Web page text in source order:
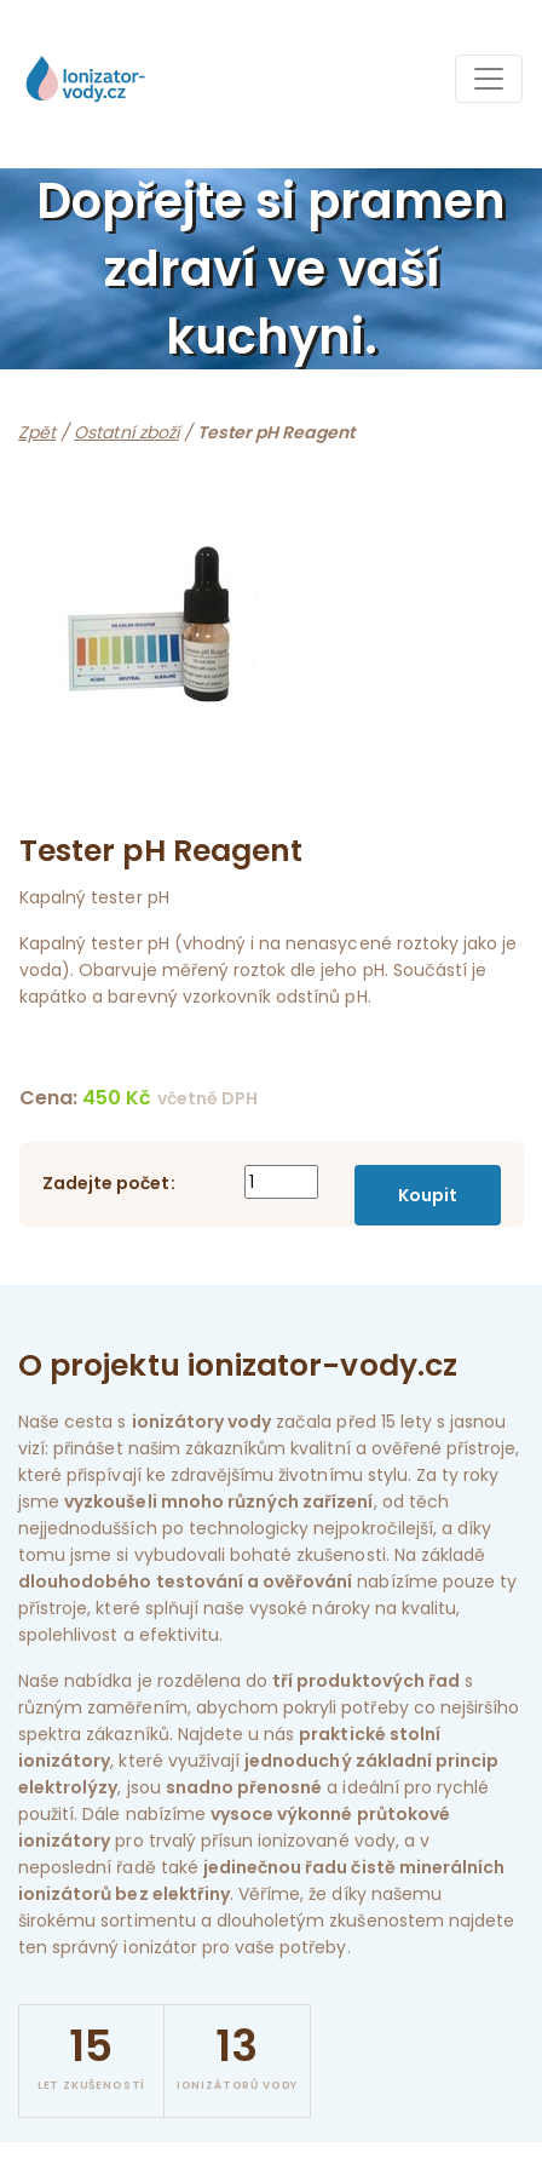
Dopřejte si pramen
zdraví ve vaší
kuchyni.
Zpět / Ostatní zboží / Tester pH Reagent
Tester pH Reagent
Kapalný tester pH
Kapalný tester pH (vhodný i na nenasycené roztoky jako je
voda). Obarvuje měřený roztok dle jeho pH. Součástí je
kapátko a barevný vzorkovník odstínů pH.
Cena: 450 Kč včetně DPH
Zadejte počet:
O projektu ionizator-vody.cz
Naše cesta s ionizátory vodyzačala před 15 lety s jasnou
vizí: přinášet našim zákazníkům kvalitní a ověřené přístroje,
které přispívají ke zdravějšímu životnímu stylu. Za ty roky
jsmevyzkoušeli mnoho různých zařízení, od těch
nejjednodušších po technologicky nejpokročilejší, a díky
tomu jsme si vybudovali bohaté zkušenosti. Na základě
dlouhodobého testování a ověřování nabízíme pouze ty
přístroje, které splňují naše vysoké nároky na kvalitu,
spolehlivost a efektivitu.
Naše nabídka je rozdělena do tří produktových řad s
různým zaměřením, abychom pokryli potřeby co nejširšího
spektra zákazníků. Najdete u nás praktické stolní
ionizátory, které využívají jednoduchý základní princip
elektrolýzy, jsou snadno přenosné a ideální pro rychlé
použití. Dále nabízíme vysoce výkonné průtokové
ionizátorypro trvalý přísun ionizované vody, a v
neposlední řadě také jedinečnou řadu čistě minerálních
ionizátorů bez elektřiny. Věříme, že díky našemu
širokému sortimentu a dlouholetým zkušenostem najdete
ten správný ionizátor pro vaše potřeby.
15
LET ZKUŠENOSTÍ
13
IONIZÁTORŮ VODY